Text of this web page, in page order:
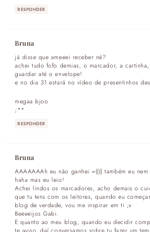
RESPONDER
Bruna
já disse que ameeei receber né?
achei tudo fofo demias, o marcador, a
guardar até o envelope!
e no dia 31 estará no vídeo de presentinhos
megaa bjoo
;**
RESPONDER
Bruna
AAAAAAAh eu não ganhei =(((( também eu
haha mas eu leio!
Achei lindos os marcadores, acho demais o
que tu tens com os leitores, quando eu
blog de verdade, vou me inspirar em ti ;x
Beeeeijos Gabi.
E quanto ao meu blog, quando eu decidir